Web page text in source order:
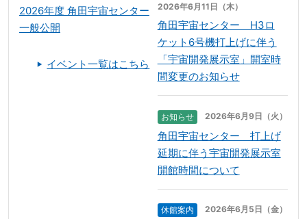
2026年度 角田宇宙センター
一般公開
イベント一覧はこちら
2026年6月11日（木）
角田宇宙センター H3ロ
ケット6号機打上げに伴う
「宇宙開発展示室」開室時
間変更のお知らせ
お知らせ 2026年6月9日（火）
角田宇宙センター 打上げ
延期に伴う宇宙開発展示室
開館時間について
休館案内 2026年6月5日（金）